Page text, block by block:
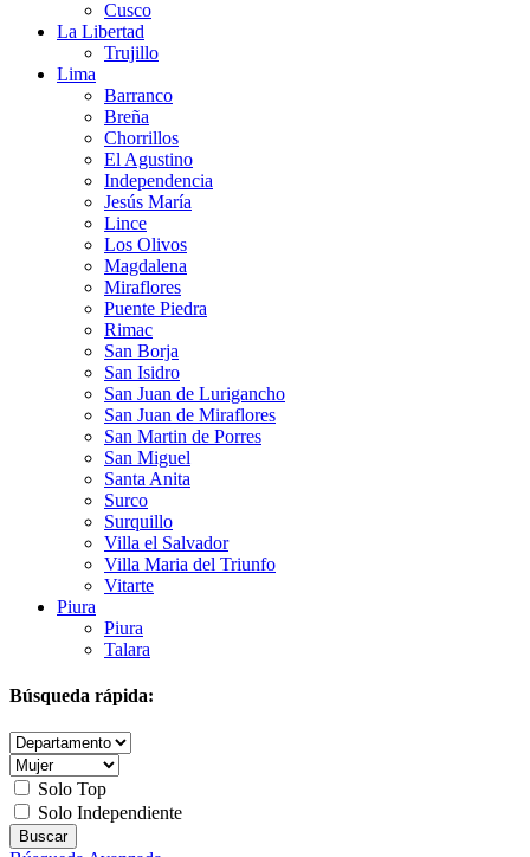
Cusco
La Libertad
Trujillo
Lima
Barranco
Breña
Chorrillos
El Agustino
Independencia
Jesús María
Lince
Los Olivos
Magdalena
Miraflores
Puente Piedra
Rimac
San Borja
San Isidro
San Juan de Lurigancho
San Juan de Miraflores
San Martin de Porres
San Miguel
Santa Anita
Surco
Surquillo
Villa el Salvador
Villa Maria del Triunfo
Vitarte
Piura
Piura
Talara
Búsqueda rápida:
Solo Top
Solo Independiente